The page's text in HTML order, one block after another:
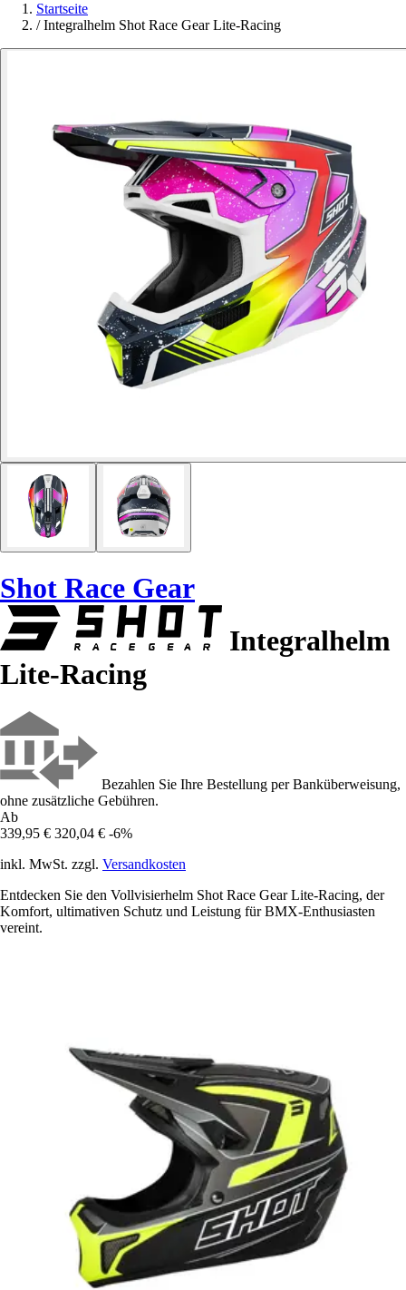
Startseite
/ Integralhelm Shot Race Gear Lite-Racing
Shot Race Gear
Integralhelm
Lite-Racing
Bezahlen Sie Ihre Bestellung per Banküberweisung,
ohne zusätzliche Gebühren.
Ab
339,95 € 320,04 € -6%
inkl. MwSt. zzgl. Versandkosten
Entdecken Sie den Vollvisierhelm Shot Race Gear Lite-Racing, der
Komfort, ultimativen Schutz und Leistung für BMX-Enthusiasten
vereint.